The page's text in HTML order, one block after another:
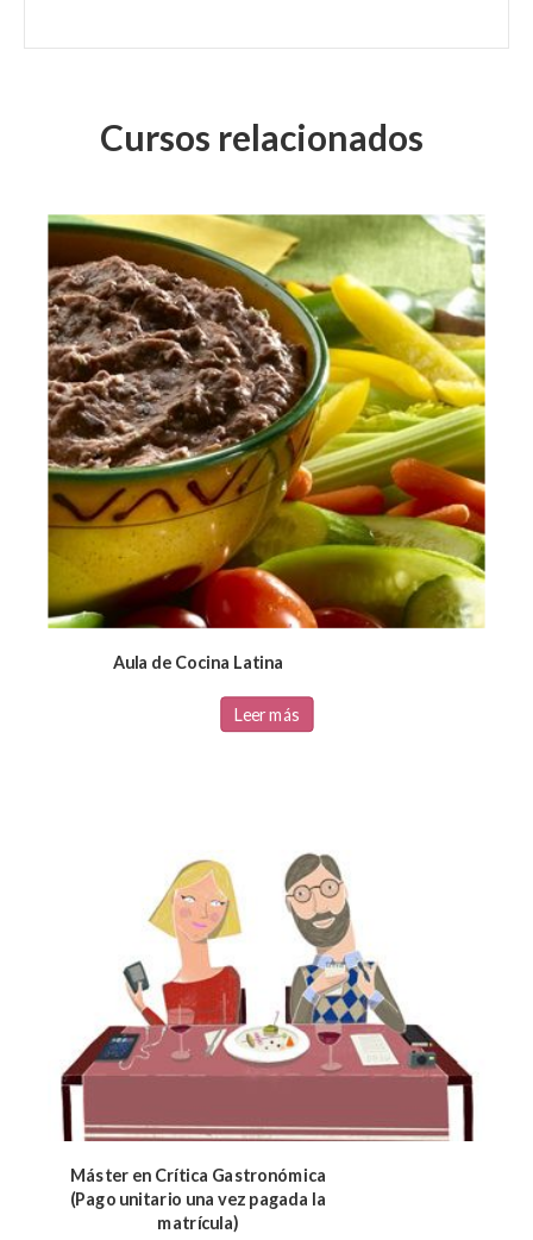
Cursos relacionados
Aula de Cocina Latina
Leer más
Máster en Crítica Gastronómica
(Pago unitario una vez pagada la
matrícula)